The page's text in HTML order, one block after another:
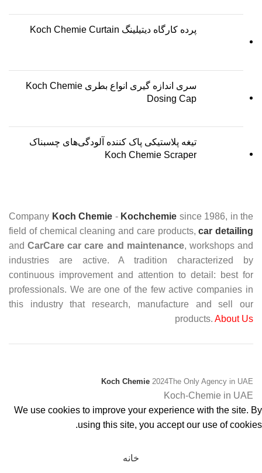
پرده کارگاه دیتیلینگ Koch Chemie Curtain
سری اندازه گیری انواع بطری Koch Chemie
Dosing Cap
تیغه پلاستیکی پاک کننده آلودگی‌های چسبناک
Koch Chemie Scraper
Company Koch Chemie - Kochchemie since 1986, in the
field of chemical cleaning and care products,car detailing
andCarCare car care and maintenance, workshops and
industries are active. A tradition characterized by
continuous improvement and attention to detail: best for
professionals. We are one of the few active companies in
this industry that research, manufacture and sell our
products. About Us
Koch Chemie 2024The Only Agency in UAE
Koch-Chemie in UAE
We use cookies to improve your experience with the site. By
using this site, you accept our use of cookies.
خانه